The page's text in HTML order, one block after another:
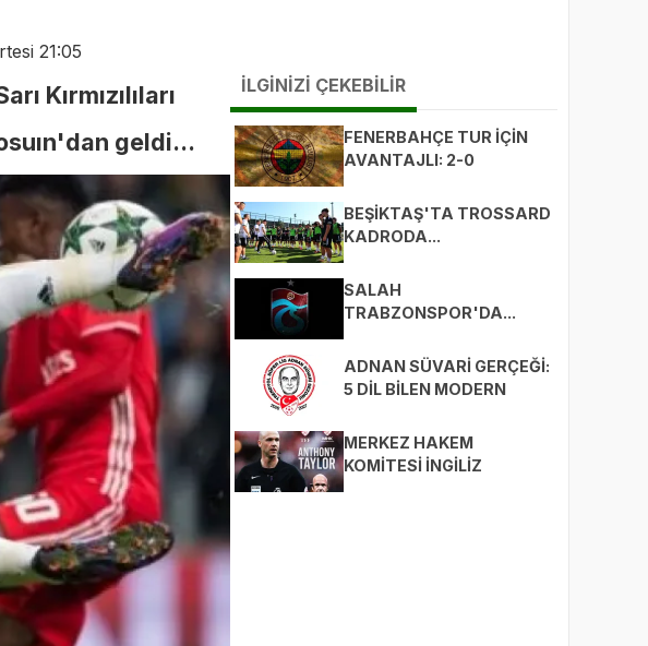
21:05
Kırmızılıları
geldi...
İLGİNİZİ ÇEKEBİLİR
FENERBAHÇE TUR İÇİN
AVANTAJLI: 2-0
BEŞİKTAŞ'TA TROSSARD
KADRODA...
SALAH
TRABZONSPOR'DA...
ADNAN SÜVARİ GERÇEĞİ:
5 DİL BİLEN MODERN
MERKEZ HAKEM
KOMİTESİ İNGİLİZ